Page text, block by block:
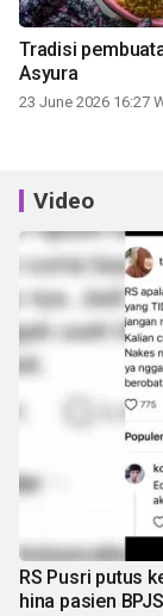
Tradisi
Asyura
23 June 2026 16:27
Video
RS Pusri putus
hina pasien BPJS